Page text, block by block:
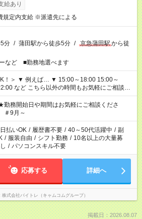
給あり
規定内支給 ※派遣先による
分 / 蒲田駅から徒歩5分 / 京急蒲田駅から徒
など ■勤務地選べます
15:00～
間もお気軽にご相談く
務開始日や期間はお気軽にご相談くださ
9月～
日払いOK / 履歴書不要 / 40～50代活躍中 / 副
/ 服装自由 / シフト勤務 / 10名以上の大量募
/ パソコンスキル不要
応募する 詳細へ
株式会社バイトレ（キャムコムグループ）
掲載日：2026.08.07